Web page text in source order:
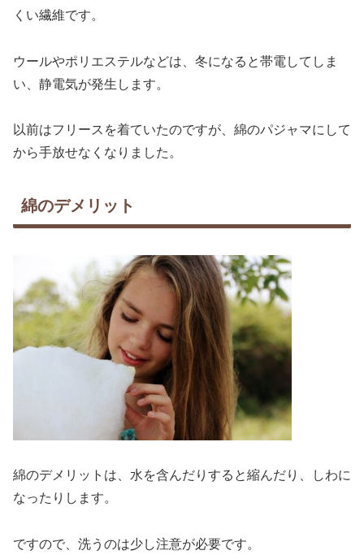
くい繊維です。
ウールやポリエステルなどは、冬になると帯電してしま
い、静電気が発生します。
以前はフリースを着ていたのですが、綿のパジャマにして
から手放せなくなりました。
綿のデメリット
綿のデメリットは、水を含んだりすると縮んだり、しわに
なったりします。
ですので、洗うのは少し注意が必要です。